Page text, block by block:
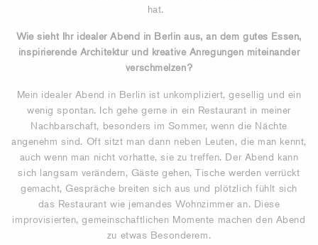
hat.
Wie sieht Ihr idealer Abend in Berlin aus, an dem gutes Essen,
inspirierende Architektur und kreative Anregungen miteinander
verschmelzen?
Mein idealer Abend in Berlin ist unkompliziert, gesellig und ein
wenig spontan. Ich gehe gerne in ein Restaurant in meiner
Nachbarschaft, besonders im Sommer, wenn die Nächte
angenehm sind. Oft sitzt man dann neben Leuten, die man kennt,
auch wenn man nicht vorhatte, sie zu treffen. Der Abend kann
sich langsam verändern, Gäste gehen, Tische werden verrückt
gemacht, Gespräche breiten sich aus und plötzlich fühlt sich
das Restaurant wie jemandes Wohnzimmer an. Diese
improvisierten, gemeinschaftlichen Momente machen den Abend
zu etwas Besonderem.